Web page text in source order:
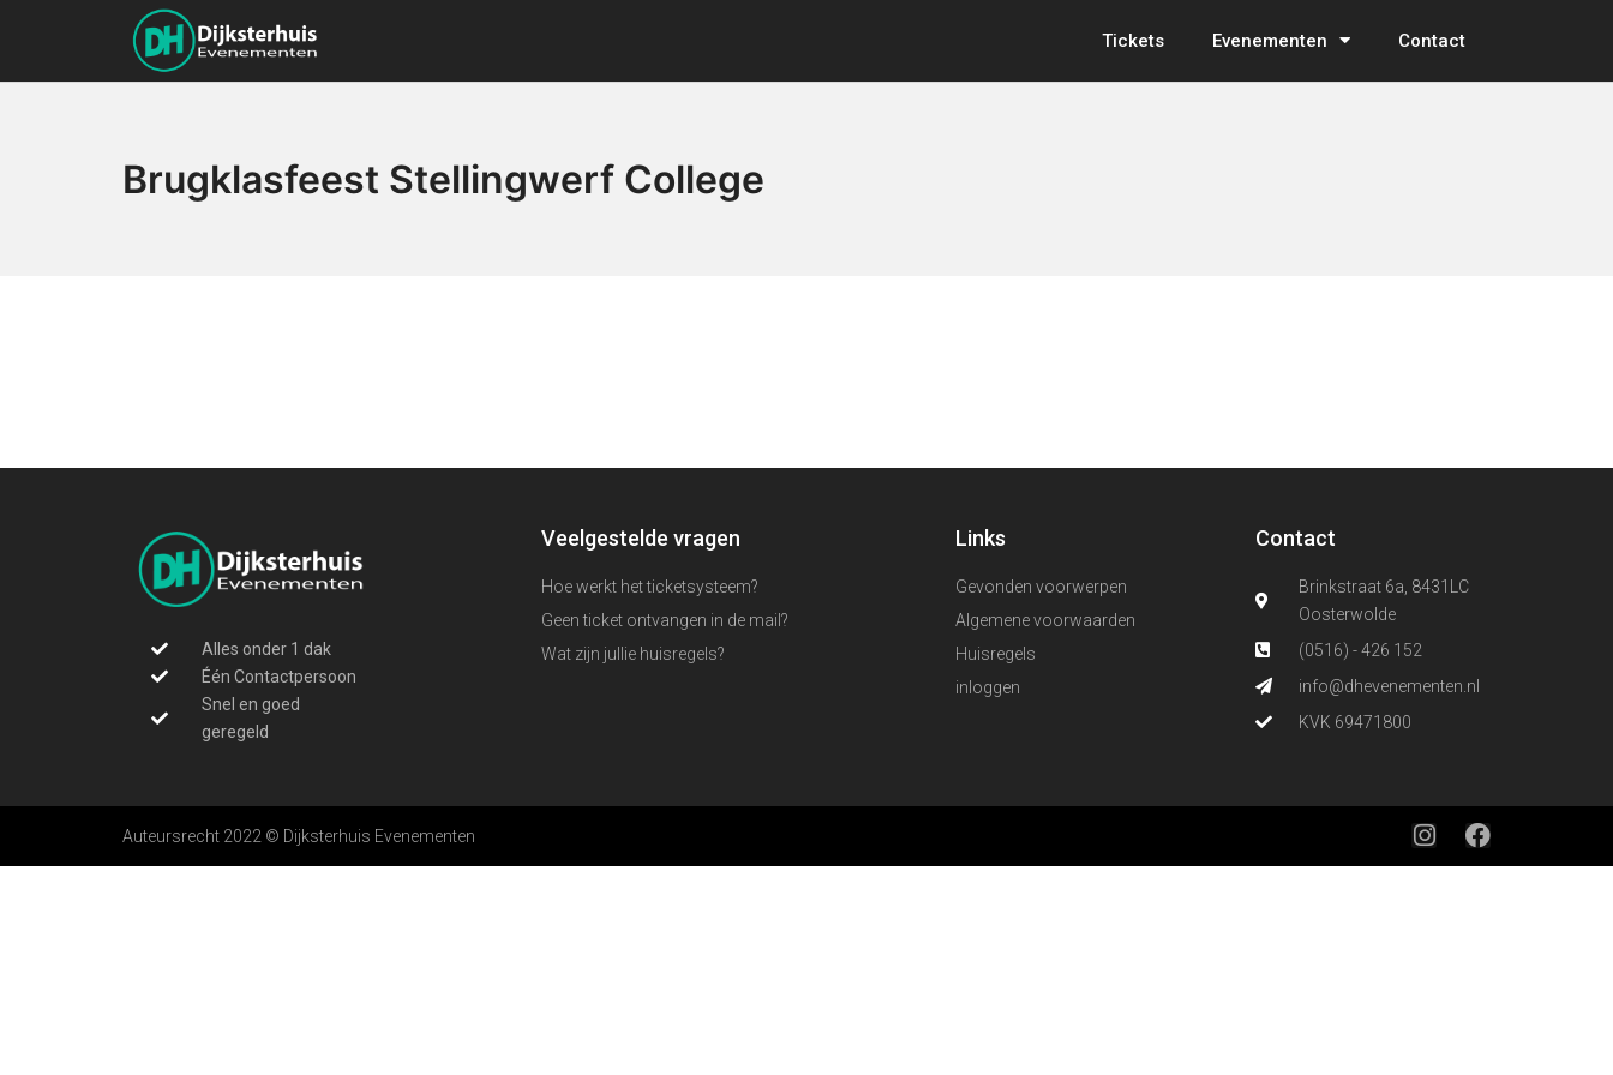
Tickets Evenementen Contact
Brugklasfeest Stellingwerf College
Alles onder 1 dak
Één Contactpersoon
Snel en goed
geregeld
Veelgestelde vragen
Hoe werkt het ticketsysteem?
Geen ticket ontvangen in de mail?
Wat zijn jullie huisregels?
Links
Gevonden voorwerpen
Algemene voorwaarden
Huisregels
inloggen
Contact
Brinkstraat 6a, 8431LC
Oosterwolde
(0516) - 426 152
info@dhevenementen.nl
KVK 69471800
Auteursrecht 2022 © Dijksterhuis Evenementen